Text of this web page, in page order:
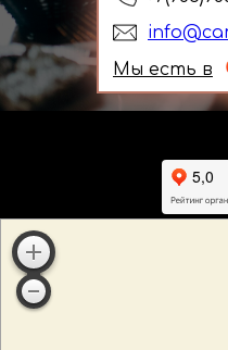
Мы есть в